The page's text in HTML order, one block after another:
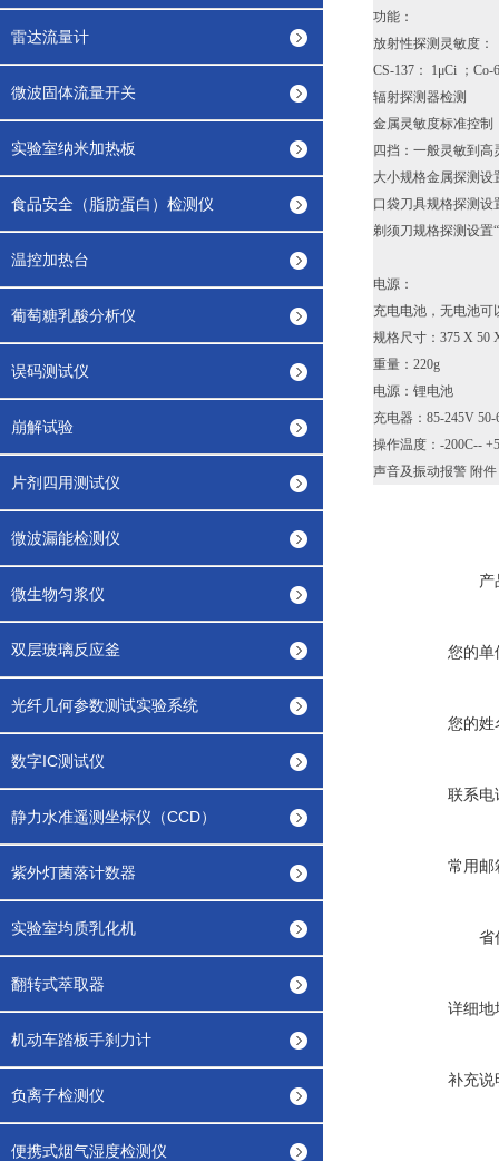
雷达流量计
微波固体流量开关
实验室纳米加热板
食品安全（脂肪蛋白）检测仪
温控加热台
葡萄糖乳酸分析仪
误码测试仪
崩解试验
片剂四用测试仪
微波漏能检测仪
微生物匀浆仪
双层玻璃反应釜
光纤几何参数测试实验系统
数字IC测试仪
静力水准遥测坐标仪（CCD）
紫外灯菌落计数器
实验室均质乳化机
翻转式萃取器
机动车踏板手刹力计
负离子检测仪
便携式烟气湿度检测仪
功能：
放射性探测灵敏度：
CS-137： 1μCi ；Co-
辐射探测器检测
金属灵敏度标准控制
四挡：一般灵敏到高
大小规格金属探测设
口袋刀具规格探测设
剃须刀规格探测设置
电源：
充电电池，无电池可
规格尺寸：375 X 50
重量：220g
电源：锂电池
充电器：85-245V
操作温度：-200C--
声音及振动报警 附
产
您的单
您的姓
联系电
常用邮
省
详细地
补充说